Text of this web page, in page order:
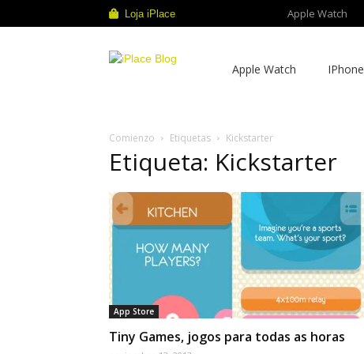
Loja iPlace Apple Watch
Apple Watch IPhone
Comienzo Etiquetas Kickstarter
Etiqueta: Kickstarter
App Store
Tiny Games, jogos para todas as horas